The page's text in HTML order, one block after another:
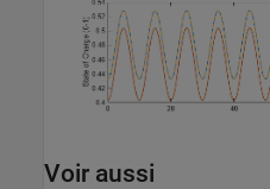
Voir aussi